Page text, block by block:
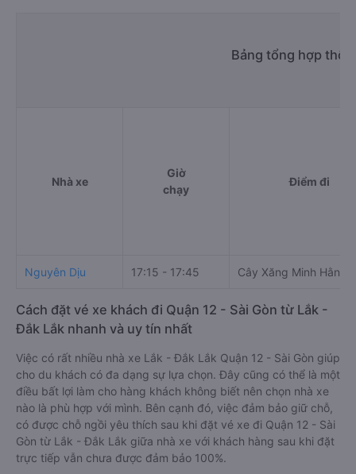
Bảng tổng hợp
Nhà xe
Giờ
chạy
Điểm đi
Nguyên Dịu 17:15 - 17:45 Cây Xăng Minh Hằng
Cách đặt vé xe khách đi Quận 12 - Sài Gòn từ Lắk -
Đắk Lắk nhanh và uy tín nhất
Việc có rất nhiều nhà xe Lắk - Đắk Lắk Quận 12 - Sài Gòn giúp
cho du khách có đa dạng sự lựa chọn. Đây cũng có thể là một
điều bất lợi làm cho hàng khách không biết nên chọn nhà xe
nào là phù hợp với mình. Bên cạnh đó, việc đảm bảo giữ chỗ,
có được chỗ ngồi yêu thích sau khi đặt vé xe đi Quận 12 - Sài
Gòn từ Lắk - Đắk Lắk giữa nhà xe với khách hàng sau khi đặt
trực tiếp vẫn chưa được đảm bảo 100%.